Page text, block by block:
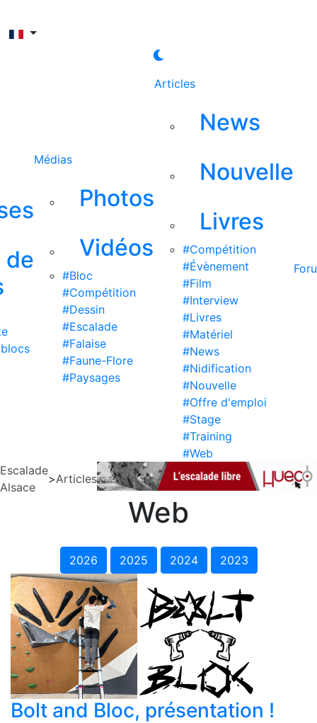
de
Médias
Photos
Vidéos
#Bloc
#Compétition
#Dessin
#Escalade
#Falaise
#Faune-Flore
#Paysages
Articles
News
Nouvelle
Livres
#Compétition
#Évènement
#Film
#Interview
#Livres
#Matériel
#News
#Nidification
#Nouvelle
#Offre d'emploi
#Stage
#Training
#Web
Escalade
Alsace
>Articles
Web
2026 2025 2024 2023
Bolt and Bloc, présentation !